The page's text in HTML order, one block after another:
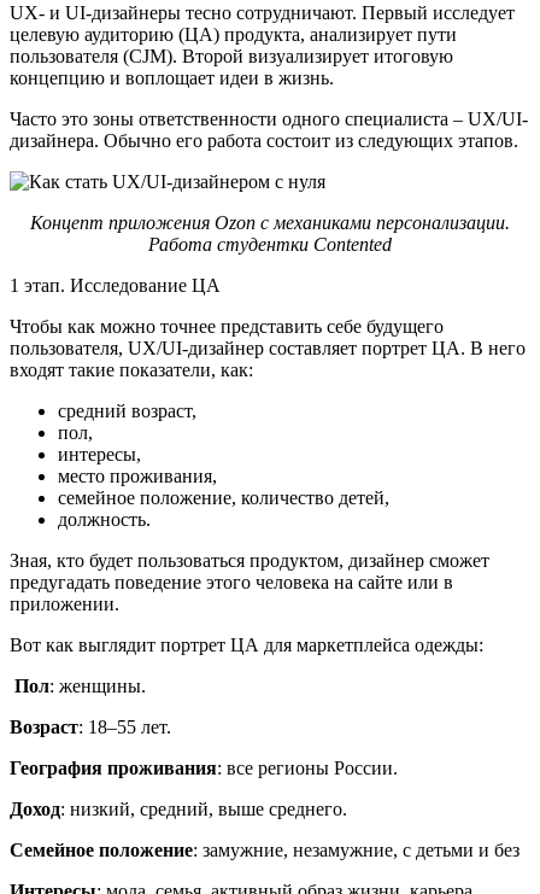
UX- и UI-дизайнеры тесно сотрудничают. Первый исследует
целевую аудиторию (ЦА) продукта, анализирует пути
пользователя (CJM). Второй визуализирует итоговую
концепцию и воплощает идеи в жизнь.
Часто это зоны ответственности одного специалиста – UX/UI-
дизайнера. Обычно его работа состоит из следующих этапов.
Концепт приложения Ozon с механиками персонализации.
Работа студентки Contented
1 этап. Исследование ЦА
Чтобы как можно точнее представить себе будущего
пользователя, UX/UI-дизайнер составляет портрет ЦА. В него
входят такие показатели, как:
средний возраст,
пол,
интересы,
место проживания,
семейное положение, количество детей,
должность.
Зная, кто будет пользоваться продуктом, дизайнер сможет
предугадать поведение этого человека на сайте или в
приложении.
Вот как выглядит портрет ЦА для маркетплейса одежды:
Пол: женщины.
Возраст: 18–55 лет.
География проживания: все регионы России.
Доход: низкий, средний, выше среднего.
Семейное положение: замужние, незамужние, с детьми и без